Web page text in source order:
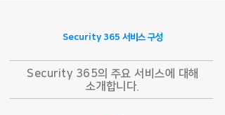
Security 365 서비스 구성
Security 365의 주요 서비스에 대해
소개합니다.